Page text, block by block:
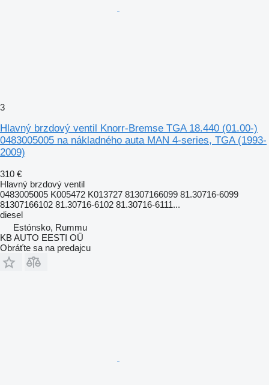
3
Hlavný brzdový ventil Knorr-Bremse TGA 18.440 (01.00-)
0483005005 na nákladného auta MAN 4-series, TGA (1993-
2009)
310 €
Hlavný brzdový ventil
0483005005 K005472 K013727 81307166099 81.30716-6099
81307166102 81.30716-6102 81.30716-6111...
diesel
Estónsko, Rummu
KB AUTO EESTI OÜ
Obráťte sa na predajcu